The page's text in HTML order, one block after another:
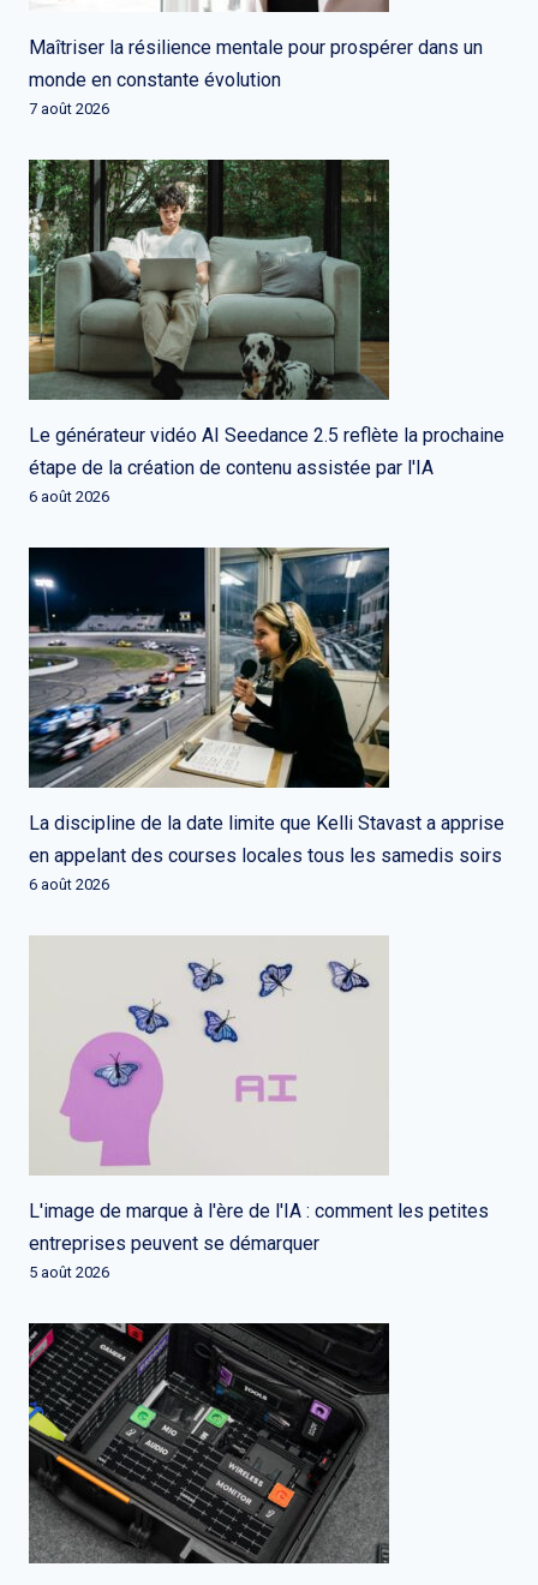
Maîtriser la résilience mentale pour prospérer dans un
monde en constante évolution
7 août 2026
Le générateur vidéo AI Seedance 2.5 reflète la prochaine
étape de la création de contenu assistée par l'IA
6 août 2026
La discipline de la date limite que Kelli Stavast a apprise
en appelant des courses locales tous les samedis soirs
6 août 2026
L'image de marque à l'ère de l'IA : comment les petites
entreprises peuvent se démarquer
5 août 2026